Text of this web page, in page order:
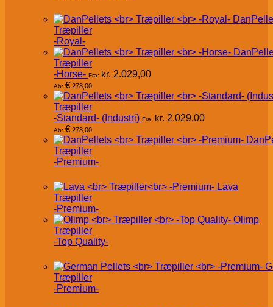
Træpiller
-Royal-
Træpiller
-Horse- Fra: kr. 2.029,00
Ab: € 278,00
Træpiller
-Standard- (Industri) Fra: kr. 2.029,00
Ab: € 278,00
Træpiller
-Premium-
Lava
Træpiller
-Premium-
Olimp
Træpiller
-Top Quality-
Træpiller
-Premium-